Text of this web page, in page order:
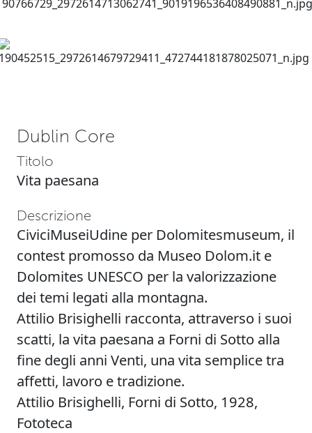
Dublin Core
Titolo
Vita paesana
Descrizione
CiviciMuseiUdine per Dolomitesmuseum, il
contest promosso da Museo Dolom.it e
Dolomites UNESCO per la valorizzazione
dei temi legati alla montagna.
Attilio Brisighelli racconta, attraverso i suoi
scatti, la vita paesana a Forni di Sotto alla
fine degli anni Venti, una vita semplice tra
affetti, lavoro e tradizione.
Attilio Brisighelli, Forni di Sotto, 1928,
Fototeca